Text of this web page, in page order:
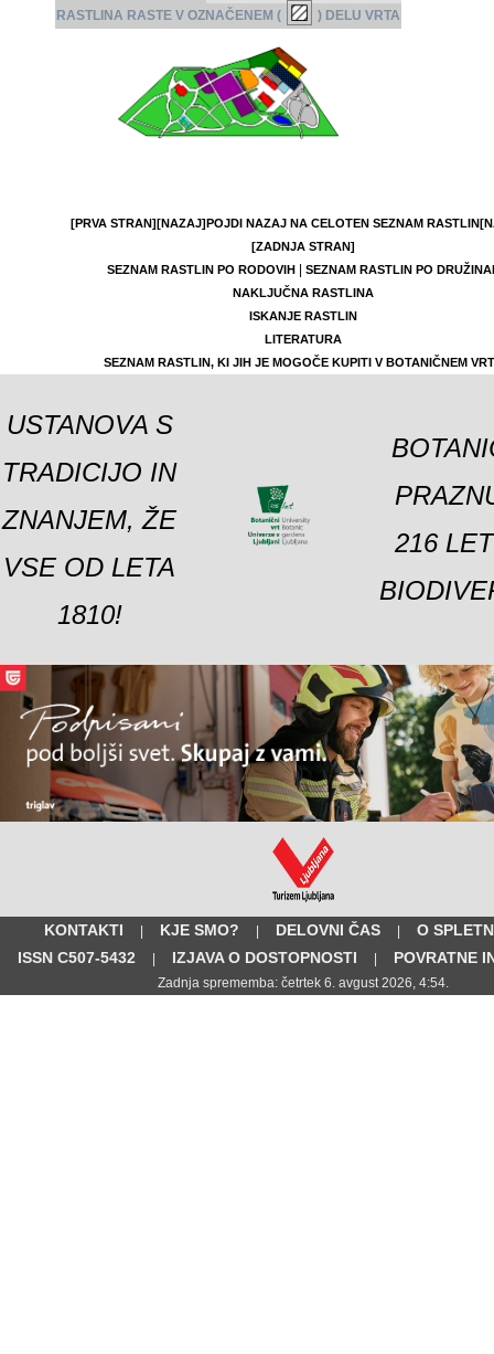
RASTLINA RASTE V OZNAČENEM (
) DELU VRTA
[PRVA STRAN][NAZAJ]POJDI NAZAJ NA CELOTEN SEZNAM RASTLIN
[ZADNJA STRAN]
SEZNAM RASTLIN PO RODOVIH|
SEZNAM RASTLIN PO
NAKLJUČNA RASTLINA
ISKANJE RASTLIN
LITERATURA
SEZNAM RASTLIN, KI JIH JE MOGOČE KUPITI V BOTANIČNEM
USTANOVA S
TRADICIJO IN
ZNANJEM, ŽE
VSE OD LETA
1810!
216
KONTAKTI | KJE SMO? | DELOVNI ČAS |
O
ISSN C507-5432
| IZJAVA O DOSTOPNOSTI | POVRATNE
Zadnja sprememba: četrtek 6. avgust 2026, 4:54.